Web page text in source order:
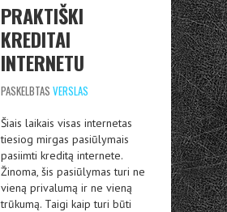
PRAKTIŠKI
KREDITAI
INTERNETU
PASKELBTAS VERSLAS
Šiais laikais visas internetas
tiesiog mirgas pasiūlymais
pasiimti kreditą internete.
Žinoma, šis pasiūlymas turi ne
vieną privalumą ir ne vieną
trūkumą. Taigi kaip turi būti